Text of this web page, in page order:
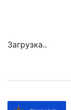
Загрузка..